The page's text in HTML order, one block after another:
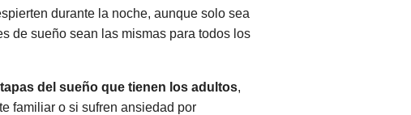
durante la noche, aunque solo sea
de sueño sean las mismas para todos los
del sueño que tienen los adultos,
familiar o si sufren ansiedad por